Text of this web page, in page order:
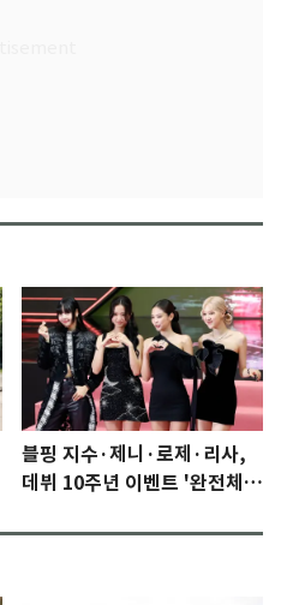
블핑 지수·제니·로제·리사,
데뷔 10주년 이벤트 '완전체'